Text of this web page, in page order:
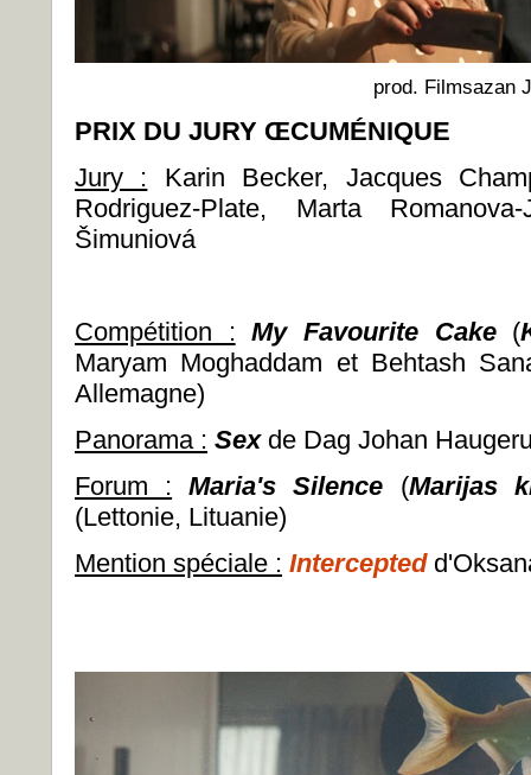
prod. Filmsazan
PRIX DU JURY ŒCUMÉNIQUE
Jury : Karin Becker, Jacques
Rodriguez-Plate, Marta
Šimuniová
Compétition : My Favourite Cake(
Maryam Moghaddam et Behtash
Allemagne)
Panorama : Sex de Dag Johan
Forum :
Maria's Silence (Marijas
(Lettonie, Lituanie)
Mention spéciale : Intercepted